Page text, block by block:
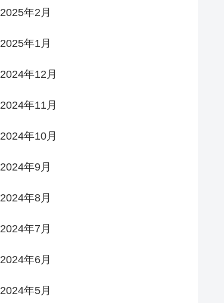
2025年2月
2025年1月
2024年12月
2024年11月
2024年10月
2024年9月
2024年8月
2024年7月
2024年6月
2024年5月